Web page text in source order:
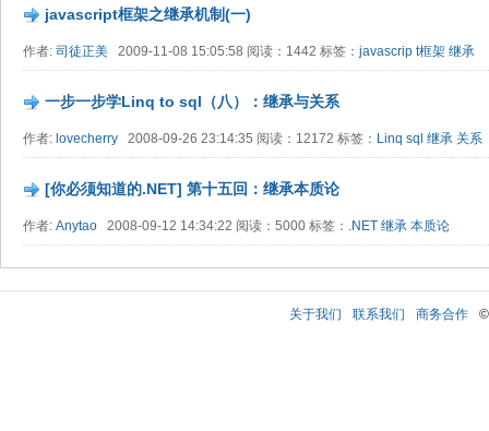
javascript框架之继承机制(一)
作者: 司徒正美 2009-11-08 15:05:58 阅读：1442 标签： javascrip t框架 继承
一步一步学Linq to sql（八）：继承与关系
作者: lovecherry 2008-09-26 23:14:35 阅读：12172 标签： Linq sql 继承 关系
[你必须知道的.NET] 第十五回：继承本质论
作者: Anytao 2008-09-12 14:34:22 阅读：5000 标签： .NET 继承 本质论
关于我们 联系我们 商务合作